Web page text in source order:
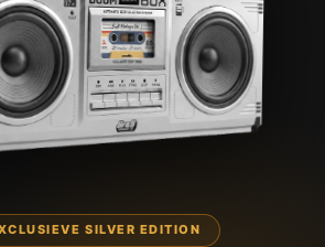
SILVER EDITION